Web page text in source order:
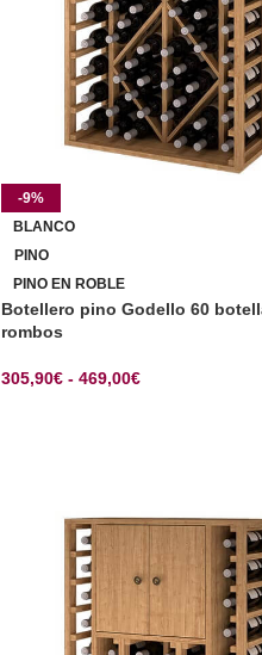
-9%
BLANCO
PINO
PINO EN ROBLE
Botellero pino Godello 60
rombos
305,90€ - 469,00€